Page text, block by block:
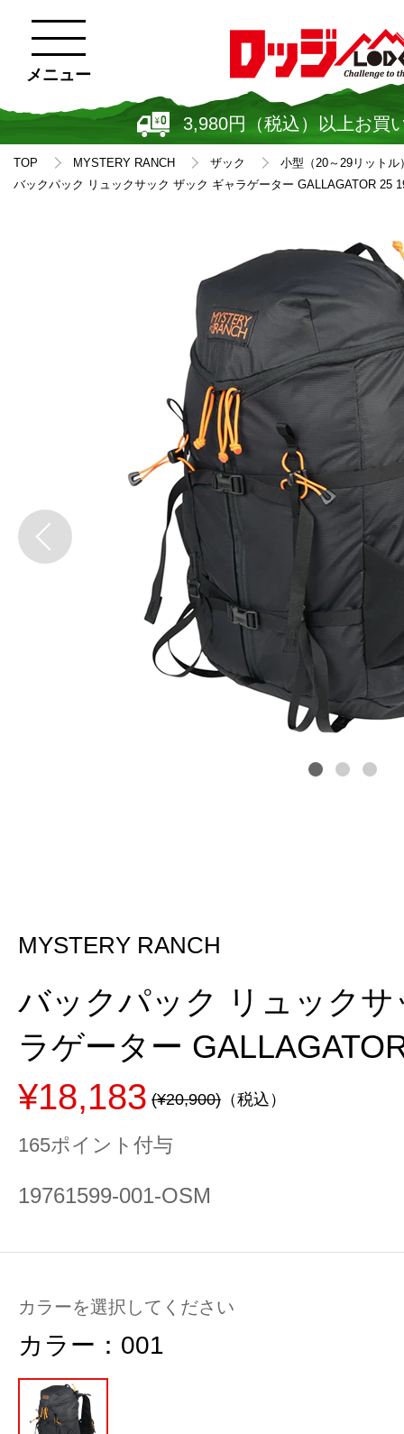
3,980円（税込）以上お買
メニュー
TOP MYSTERY RANCH ザック
小型（20～29リットル
バックパック リュックサック ザック ギャラゲーター GALLAGATOR 25
MYSTERY RANCH
バックパック リュック
ラゲーター
¥18,183 (¥20,900) （税込）
165ポイント付与
19761599-001-OSM
カラーを選択してください
カラー： 001